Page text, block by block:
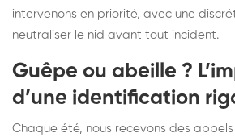
intervenons en priorité, avec une
neutraliser le nid avant tout incident.
Guêpe ou abeille ?
d’une identification
Chaque été, nous recevons des